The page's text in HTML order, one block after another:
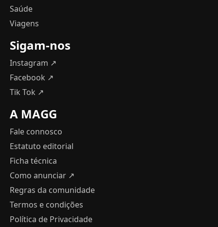
Saúde
Viagens
Sigam-nos
Instagram ↗
Facebook ↗
Tik Tok ↗
A MAGG
Fale connosco
Estatuto editorial
Ficha técnica
Como anunciar ↗
Regras da comunidade
Termos e condições
Política de Privacidade